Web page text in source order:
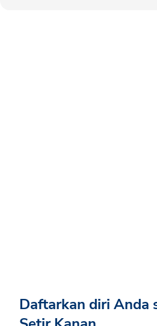
Daftarkan diri Anda